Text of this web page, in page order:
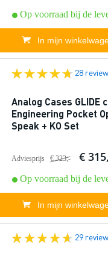
Op voorraad bij de
In mijn
28
Analog Cases GLIDE
Engineering Pocket
Speak + KO Set
Adviesprijs € 323,- €
Op voorraad bij de
In mijn
29